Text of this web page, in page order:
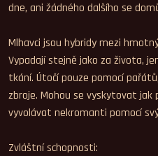
dne, ani žádného dalšího se
Mlhavci jsou hybridy mezi
Vypadají stejně jako za života,
tkání. Útočí pouze pomocí
zbroje. Mohou se vyskytovat jak
vyvolávat nekromanti pomocí
Zvláštní schopnosti: